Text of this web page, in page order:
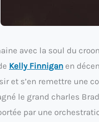
avec la soul du
Kelly Finnigan en
et s’en remettre une
le grand charles
par une